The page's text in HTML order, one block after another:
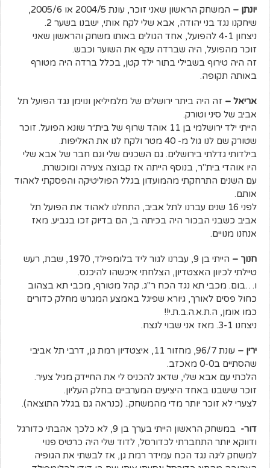
יונתן –
המשחק הראשון שאני זוכר, עונת 2004/5 או 2005/6,
שיחקנו נגד בני יהודה, אבא שלי לקח אותי, ישבנו בשער 2.
ניצחון 4-1 להפועל, אחד הגולים באותו משחק והראשון שאני
זוכר מהפועל, היה שברדה עקף את השוער וכבש.
זה היה טירוף בשבילי בתור ילד קטן, בכלל ברדה היה מטורף
באותה תקופה.
אריאל –זה היה ביתר ירושלים של מלמיליאן ונוימן נגד הפועל תל
אביב של סיני וטורק.
הייתי ילד ירושלמי בן 11 אוהד שרוף של בית״ר שונא הפועל. זוכר
שטורק שם לנו גול מ- 40 מטר ולקח לנו את האליפות.
בילדותי גדלתי בירושלים. גם השכנים שלי וגם חבר של אבא שלי
היו אוהדי בית"ר, בנוסף הייתה אז קבוצה צעירה ומוכשרת.
עם השנים התרחקתי מהמועדון בגלל הפוליטיקה והפסקתי לאהוד
אותם.
לפני 16 שנים עברנו לתל אביב, התחלנו לאהוד את הפועל תל
אביב כשבני הבכור היה בכיתה ב', הם בדיוק זכו בגביע. מאז
אנחנו מנויים.
חנוך –
הייתי בן 9, עברנו לגור ליד בלומפילד, 1970, שבת, רעש
טיילתי לכיוון האצטדיון, הצלחתי איכשהו להיכנס.
ו…בום. מכבי תא נגד הכח ר"ג. קהל מטורף, מכבי תא בצהוב
כחול פסים לאורך, גיורא שפיגל באמצע המגרש מחלק כדורים
כמו אומן, ה.ת.א.ה.ב.ת.י!!
ניצחנו 3-1. מאז אני שבוי לנצח.
ירין –
עונת 96/7, מחזור 11, איצטדיון רמת גן, דרבי תל אביבי
שהסתיים ב0-0 מאכזב.
הלכתי עם אבא שלי, שדאג להכניס לי את החיידק מגיל צעיר.
זוכר שישבנו באחד היציעים המערביים בחלק העליון.
לצערי לא זוכר יותר מדי מהמשחק.. (כנראה גם בגלל התוצאה).
דור-
במשחק הראשון הייתי בערך בן 9, לא כלכך אהבתי כדורגל
ודווקא יותר התחברתי לכדורסל, לדוד שלי היה כרטיס פנוי
למשחק ליגה נגד הכח עמידר רמת גן, אז לבשתי את הגופיה